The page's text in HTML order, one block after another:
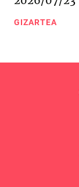
GIZARTEA